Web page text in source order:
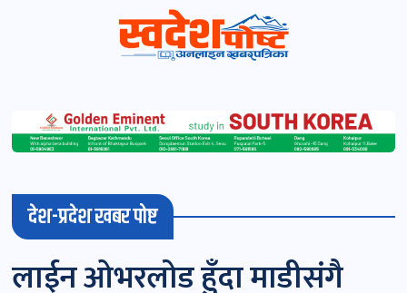
विशेष
माडी
(स्थानीय)
खबर
पोष्ट
देश-प्रदेश खबर पोष्ट
लाईन ओभरलोड हुँदा माडीसंगै